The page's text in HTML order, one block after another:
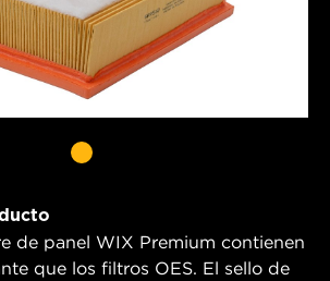
de panel WIX Premium contienen
que los filtros OES. El sello de